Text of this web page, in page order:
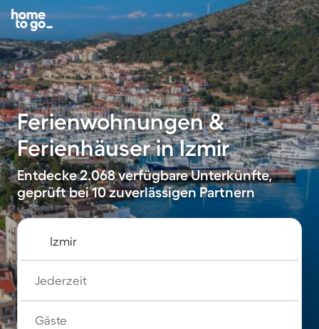
Ferienwohnungen &
Ferienhäuser in Izmir
Entdecke 2.068 verfügbare Unterkünfte,
geprüft bei 10 zuverlässigen Partnern
Jederzeit
Gäste